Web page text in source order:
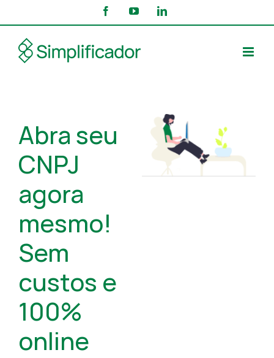
FacebookYouTubeLinkedIn
Abra seu
CNPJ
agora
mesmo!
Sem
custos e
100%
online